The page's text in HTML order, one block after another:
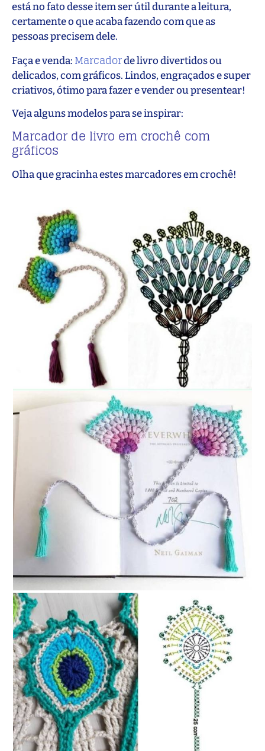
está no fato desse item ser útil durante a leitura,
certamente o que acaba fazendo com que as
pessoas precisem dele.
Faça e venda: Marcadorde livro divertidos ou
delicados, com gráficos. Lindos, engraçados e super
criativos, ótimo para fazer e vender ou presentear!
Veja alguns modelos para se inspirar:
Marcador de livro em crochê com
gráficos
Olha que gracinha estes marcadores em crochê!